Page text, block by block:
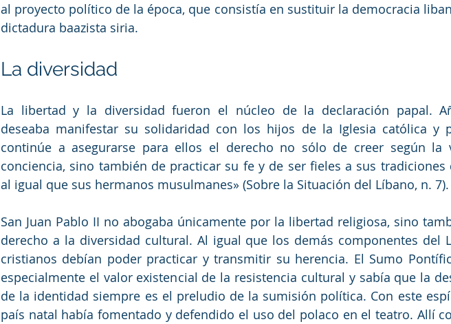
al proyecto político de la época, que consistía en sustituir la democracia
dictadura baazista siria.
La diversidad
La libertad y la diversidad fueron el núcleo de la declaración papal.
deseaba manifestar su solidaridad con los hijos de la Iglesia católica y
continúe a asegurarse para ellos el derecho no sólo de creer según la
conciencia, sino también de practicar su fe y de ser fieles a sus tradiciones
al igual que sus hermanos musulmanes» (Sobre la Situación del Líbano, n. 7).
San Juan Pablo II no abogaba únicamente por la libertad religiosa, sino
derecho a la diversidad cultural. Al igual que los demás componentes del
cristianos debían poder practicar y transmitir su herencia. El Sumo
especialmente el valor existencial de la resistencia cultural y sabía que la
de la identidad siempre es el preludio de la sumisión política. Con este
país natal había fomentado y defendido el uso del polaco en el teatro. Allí